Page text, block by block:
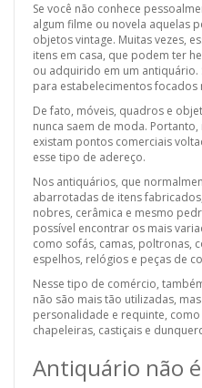
Se você não conhece
algum filme ou novela aquelas
objetos vintage. Muitas vezes,
itens em casa, que podem ter
ou adquirido em um
para estabelecimentos
De fato, móveis, quadros e
nunca saem de moda.
existam pontos comerciais
esse tipo de adereço.
Nos antiquários, que
abarrotadas de itens
nobres, cerâmica e mesmo
possível encontrar os mais
como sofás, camas, poltronas,
espelhos, relógios e peças de
Nesse tipo de comércio,
não são mais tão utilizadas,
personalidade e requinte,
chapeleiras, castiçais e
Antiquário não